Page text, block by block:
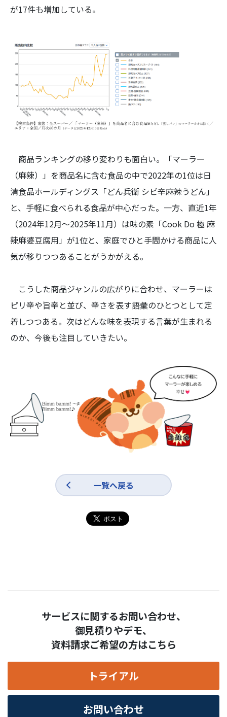
が17件も増加している。
商品ランキングの移り変わりも面白い。「マーラー
（麻辣）」を商品名に含む食品の中で2022年の1位は日
清食品ホールディングス「どん兵衛 シビ辛麻辣うどん」
と、手軽に食べられる食品が中心だった。一方、直近1年
（2024年12月〜2025年11月）は味の素「Cook Do 極 麻
辣麻婆豆腐用」が1位と、家庭でひと手間かける商品に人
気が移りつつあることがうかがえる。
こうした商品ジャンルの広がりに合わせ、マーラーは
ピリ辛や旨辛と並び、辛さを表す語彙のひとつとして定
着しつつある。次はどんな味を表現する言葉が生まれる
のか、今後も注目していきたい。
一覧へ戻る
サービスに関するお問い合わせ、
御見積りやデモ、
資料請求ご希望の方はこちら
トライアル
お問い合わせ